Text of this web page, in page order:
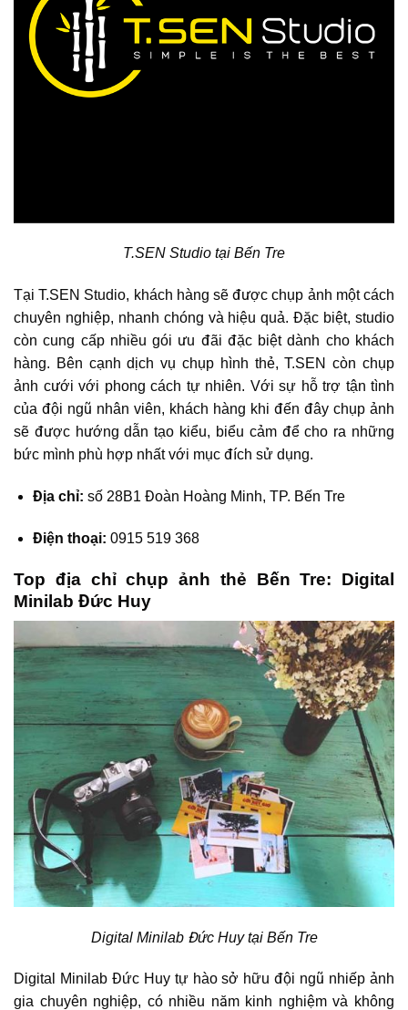
T.SEN Studio tại Bến Tre
Tại T.SEN Studio, khách hàng sẽ được chụp ảnh một cách
chuyên nghiệp, nhanh chóng và hiệu quả. Đặc biệt, studio
còn cung cấp nhiều gói ưu đãi đặc biệt dành cho khách
hàng. Bên cạnh dịch vụ chụp hình thẻ, T.SEN còn chụp
ảnh cưới với phong cách tự nhiên. Với sự hỗ trợ tận tình
của đội ngũ nhân viên, khách hàng khi đến đây chụp ảnh
sẽ được hướng dẫn tạo kiểu, biểu cảm để cho ra những
bức mình phù hợp nhất với mục đích sử dụng.
Địa chỉ: số 28B1 Đoàn Hoàng Minh, TP. Bến Tre
Điện thoại: 0915 519 368
Top địa chỉ chụp ảnh thẻ Bến Tre: Digital
Minilab Đức Huy
Digital Minilab Đức Huy tại Bến Tre
Digital Minilab Đức Huy tự hào sở hữu đội ngũ nhiếp ảnh
gia chuyên nghiệp, có nhiều năm kinh nghiệm và không